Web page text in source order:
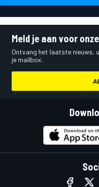
Meld je aan voor
Ontvang het laatste nieuws,
je mailbox.